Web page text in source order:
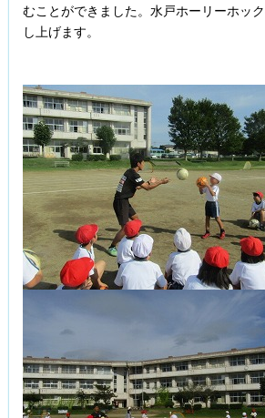
むことができました。水戸ホーリーホッ
し上げます。